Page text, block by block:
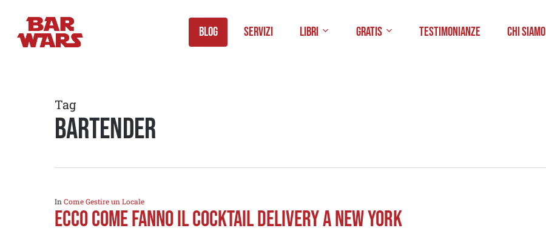
main
Blog Servizi Libri Gratis Testimonianze Chi Siamo
Tag
bartender
In Come Gestire un Locale
Ecco come fanno il Cocktail Delivery a New York